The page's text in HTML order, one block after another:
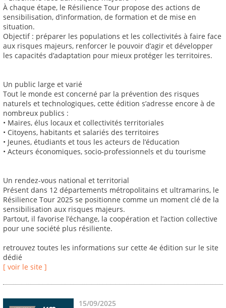
À chaque étape, le Résilience Tour propose des actions de
sensibilisation, d’information, de formation et de mise en
situation.
Objectif : préparer les populations et les collectivités à faire face
aux risques majeurs, renforcer le pouvoir d’agir et développer
les capacités d’adaptation pour mieux protéger les territoires.
Un public large et varié
Tout le monde est concerné par la prévention des risques
naturels et technologiques, cette édition s’adresse encore à de
nombreux publics :
• Maires, élus locaux et collectivités territoriales
• Citoyens, habitants et salariés des territoires
• Jeunes, étudiants et tous les acteurs de l’éducation
• Acteurs économiques, socio-professionnels et du tourisme
Un rendez-vous national et territorial
Présent dans 12 départements métropolitains et ultramarins, le
Résilience Tour 2025 se positionne comme un moment clé de la
sensibilisation aux risques majeurs.
Partout, il favorise l’échange, la coopération et l’action collective
pour une société plus résiliente.
retrouvez toutes les informations sur cette 4e édition sur le site
dédié
[ voir le site ]
15/09/2025